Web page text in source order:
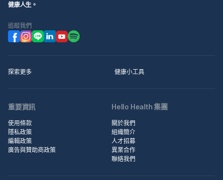
健康人生。
追蹤我們
探索更多 健康小工具
重要資訊
使用條款
隱私政策
編輯政策
廣告與贊助商政策
Hello Health 集團
關於我們
組織簡介
人才招募
異業合作
聯絡我們